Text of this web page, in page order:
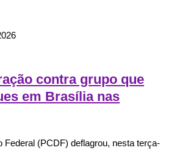
contra grupo que
em Brasília nas
Federal (PCDF) deflagrou, nesta terça-